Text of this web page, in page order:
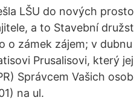
LŠU do nových
a to Stavební
o zámek zájem; v
Prusalisovi, který
Správcem Vašich
na ul.